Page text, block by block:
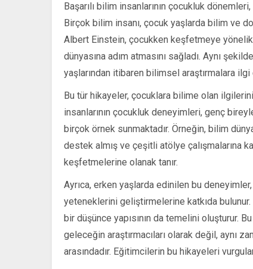
Başarılı bilim insanlarının çocukluk
Birçok bilim insanı, çocuk yaşlarda bilim ve
Albert Einstein, çocukken keşfetmeye
dünyasına adım atmasını sağladı. Aynı
yaşlarından itibaren bilimsel araştırmalara ilgi
Bu tür hikayeler, çocuklara bilime olan
insanlarının çocukluk deneyimleri, genç
birçok örnek sunmaktadır. Örneğin, bilim
destek almış ve çeşitli atölye çalışmalarına
keşfetmelerine olanak tanır.
Ayrıca, erken yaşlarda edinilen bu
yeteneklerini geliştirmelerine katkıda
bir düşünce yapısının da temelini oluşturur.
geleceğin araştırmacıları olarak değil, aynı
arasındadır. Eğitimcilerin bu hikayeleri